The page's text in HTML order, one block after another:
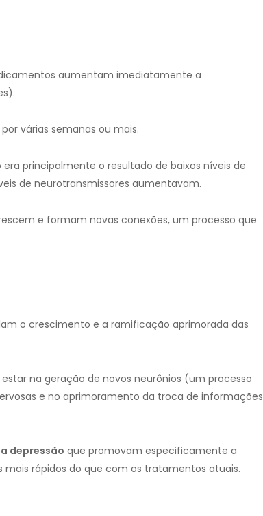
aumentam imediatamente a
várias semanas ou mais.
principalmente o resultado de baixos níveis de
de neurotransmissores aumentavam.
e formam novas conexões, um processo que
o crescimento e a ramificação aprimorada das
na geração de novos neurônios (um processo
e no aprimoramento da troca de informações
depressão que promovam especificamente a
rápidos do que com os tratamentos atuais.